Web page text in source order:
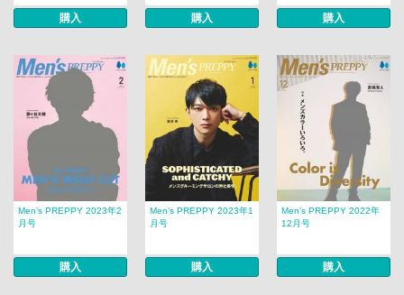
購入 購入 購入
Men’s PREPPY 2023年2
月号
購入
Men’s PREPPY 2023年1
月号
購入
Men’s PREPPY 2022年
12月号
購入